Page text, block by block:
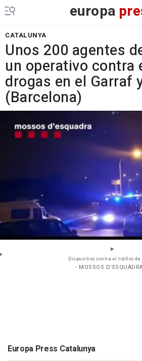
europa
CATALUNYA
Unos 200 agentes
un operativo contra
drogas en el Garraf
(Barcelona)
Dispositivo contra el tráfico de
- MOSSOS
Europa Press Catalunya